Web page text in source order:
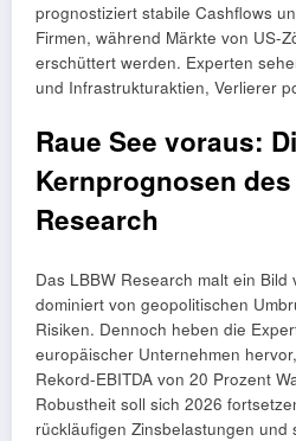
prognostiziert stabile Cashflows
Firmen, während Märkte von US-
erschüttert werden. Experten
und Infrastrukturaktien, Verlierer
Raue See voraus:
Kernprognosen des
Research
Das LBBW Research malt ein
dominiert von geopolitischen
Risiken. Dennoch heben die
europäischer Unternehmen
Rekord-EBITDA von 20 Prozent
Robustheit soll sich 2026
rückläufigen Zinsbelastungen und